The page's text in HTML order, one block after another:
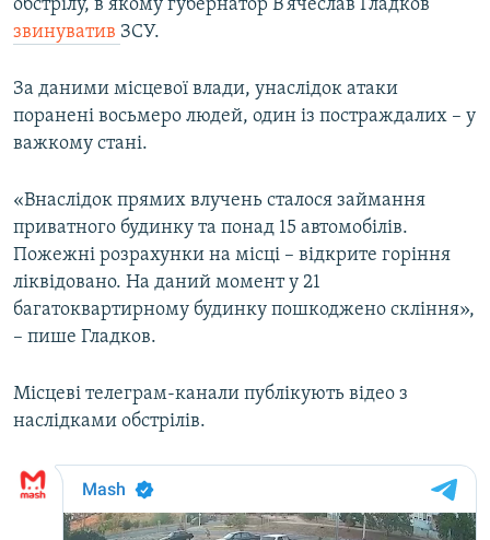
обстрілу, в якому губернатор В’ячеслав Гладков
звинуватив ЗСУ.
За даними місцевої влади, унаслідок атаки
поранені восьмеро людей, один із постраждалих – у
важкому стані.
«Внаслідок прямих влучень сталося займання
приватного будинку та понад 15 автомобілів.
Пожежні розрахунки на місці – відкрите горіння
ліквідовано. На даний момент у 21
багатоквартирному будинку пошкоджено скління»,
– пише Гладков.
Місцеві телеграм-канали публікують відео з
наслідками обстрілів.